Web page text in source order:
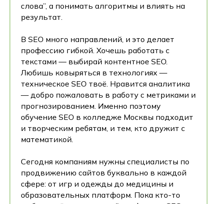
слова”, а понимать алгоритмы и влиять на
результат.
В SEO много направлений, и это делает
профессию гибкой. Хочешь работать с
текстами — выбирай контентное SEO.
Любишь ковыряться в технологиях —
техническое SEO твоё. Нравится аналитика
— добро пожаловать в работу с метриками и
прогнозированием. Именно поэтому
обучение SEO в колледже Москвы подходит
и творческим ребятам, и тем, кто дружит с
математикой.
Сегодня компаниям нужны специалисты по
продвижению сайтов буквально в каждой
сфере: от игр и одежды до медицины и
образовательных платформ. Пока кто-то